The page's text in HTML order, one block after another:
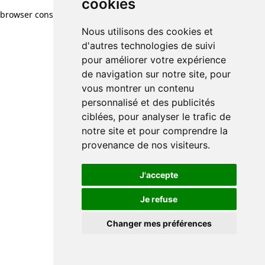
cookies
Nous utilisons des cookies et
d'autres technologies de suivi
pour améliorer votre expérience
de navigation sur notre site, pour
vous montrer un contenu
personnalisé et des publicités
ciblées, pour analyser le trafic de
notre site et pour comprendre la
provenance de nos visiteurs.
J'accepte
Je refuse
Changer mes préférences
browser console for more information)